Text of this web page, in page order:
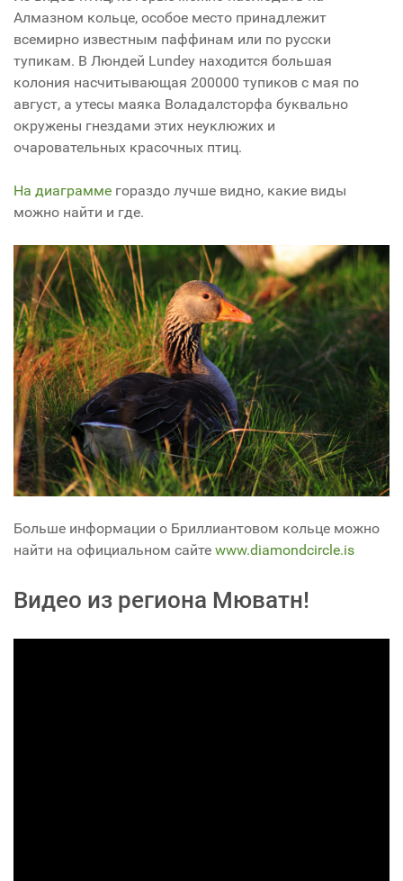
Алмазном кольце, особое место принадлежит
всемирно известным паффинам или по русски
тупикам. В Люндей Lundey находится большая
колония насчитывающая 200000 тупиков с мая по
август, а утесы маяка Воладалсторфа буквально
окружены гнездами этих неуклюжих и
очаровательных красочных птиц.
На диаграмме гораздо лучше видно, какие виды
можно найти и где.
Больше информации о Бриллиантовом кольце можно
найти на официальном сайте www.diamondcircle.is
Видео из региона Мюватн!